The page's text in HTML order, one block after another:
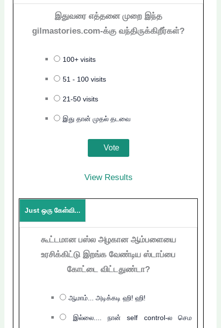
இதுவரை எத்தனை முறை இந்த
gilmastories.com-க்கு வந்திருக்கிறீர்கள்?
100+ visits
51 - 100 visits
21-50 visits
இது தான் முதல் தடவை
View Results
Just ஒரு கேள்வி...
கூட்டமான பஸ்ல அழகான ஆம்பளையை
உரசிக்கிட்டு இறங்க வேண்டிய ஸ்டாப்பை
கோட்டை விட்டதுண்டா?
ஆமாம்... அடிக்கடி ஹி! ஹி!
இல்லை.... நான் self control-ல செம